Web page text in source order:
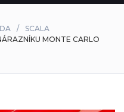
SCALA
MONTE CARLO